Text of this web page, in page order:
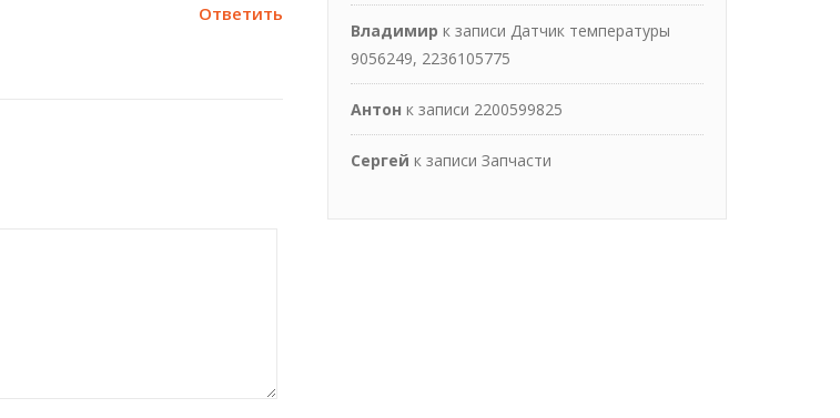
Ответить
Владимир к записи Датчик температуры
9056249, 2236105775
Антон к записи 2200599825
Сергей к записи Запчасти